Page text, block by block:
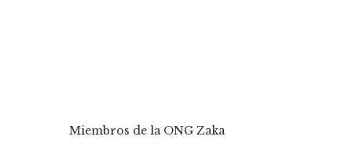
Miembros de la ONG Zaka